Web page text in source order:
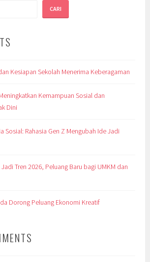
CARI
Kesiapan Sekolah Menerima Keberagaman
Kemampuan Sosial dan
Dini
Sosial: Rahasia Gen Z Mengubah Ide Jadi
Tren 2026, Peluang Baru bagi UMKM dan
Dorong Peluang Ekonomi Kreatif